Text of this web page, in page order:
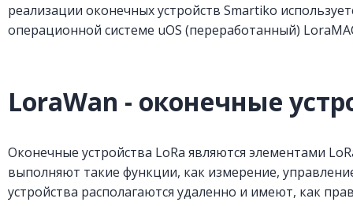
реализации оконечных устройств Smartiko
операционной системе uOS (переработанный)
LoraWan - оконечные
Оконечные устройства LoRa являются элементами
выполняют такие функции, как измерение,
устройства располагаются удаленно и имеют, как